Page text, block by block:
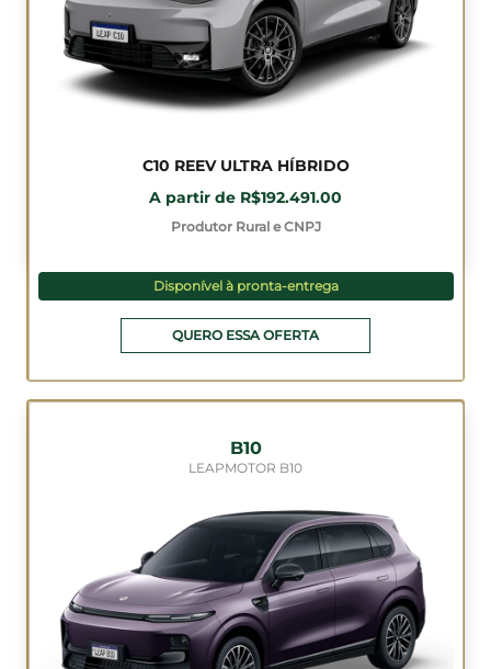
C10 REEV ULTRA HÍBRIDO
A partir de R$192.491.00
Produtor Rural e CNPJ
Disponível à pronta-entrega
QUERO ESSA OFERTA
B10
LEAPMOTOR B10